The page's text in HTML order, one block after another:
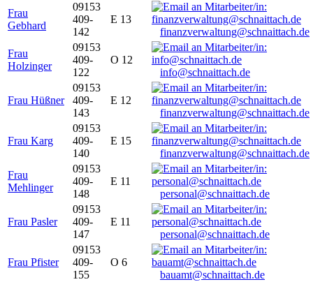
Frau
Gebhard
09153
409-
142
E 13
finanzverwaltung@schnaittach.de
Frau
Holzinger
09153
409-
122
O 12
info@schnaittach.de
Frau Hüßner
09153
409-
143
E 12
finanzverwaltung@schnaittach.de
Frau Karg
09153
409-
140
E 15
finanzverwaltung@schnaittach.de
Frau
Mehlinger
09153
409-
148
E 11
personal@schnaittach.de
Frau Pasler
09153
409-
147
E 11
personal@schnaittach.de
Frau Pfister
09153
409-
155
O 6
bauamt@schnaittach.de